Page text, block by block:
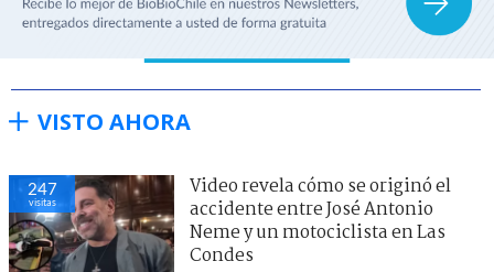
VISTO AHORA
247
visitas
Video revela cómo se originó el
accidente entre José Antonio
Neme y un motociclista en Las
Condes